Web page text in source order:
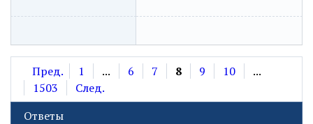
Пред. 1 ... 6 7 8 9 10
...
1503
След.
Ответы